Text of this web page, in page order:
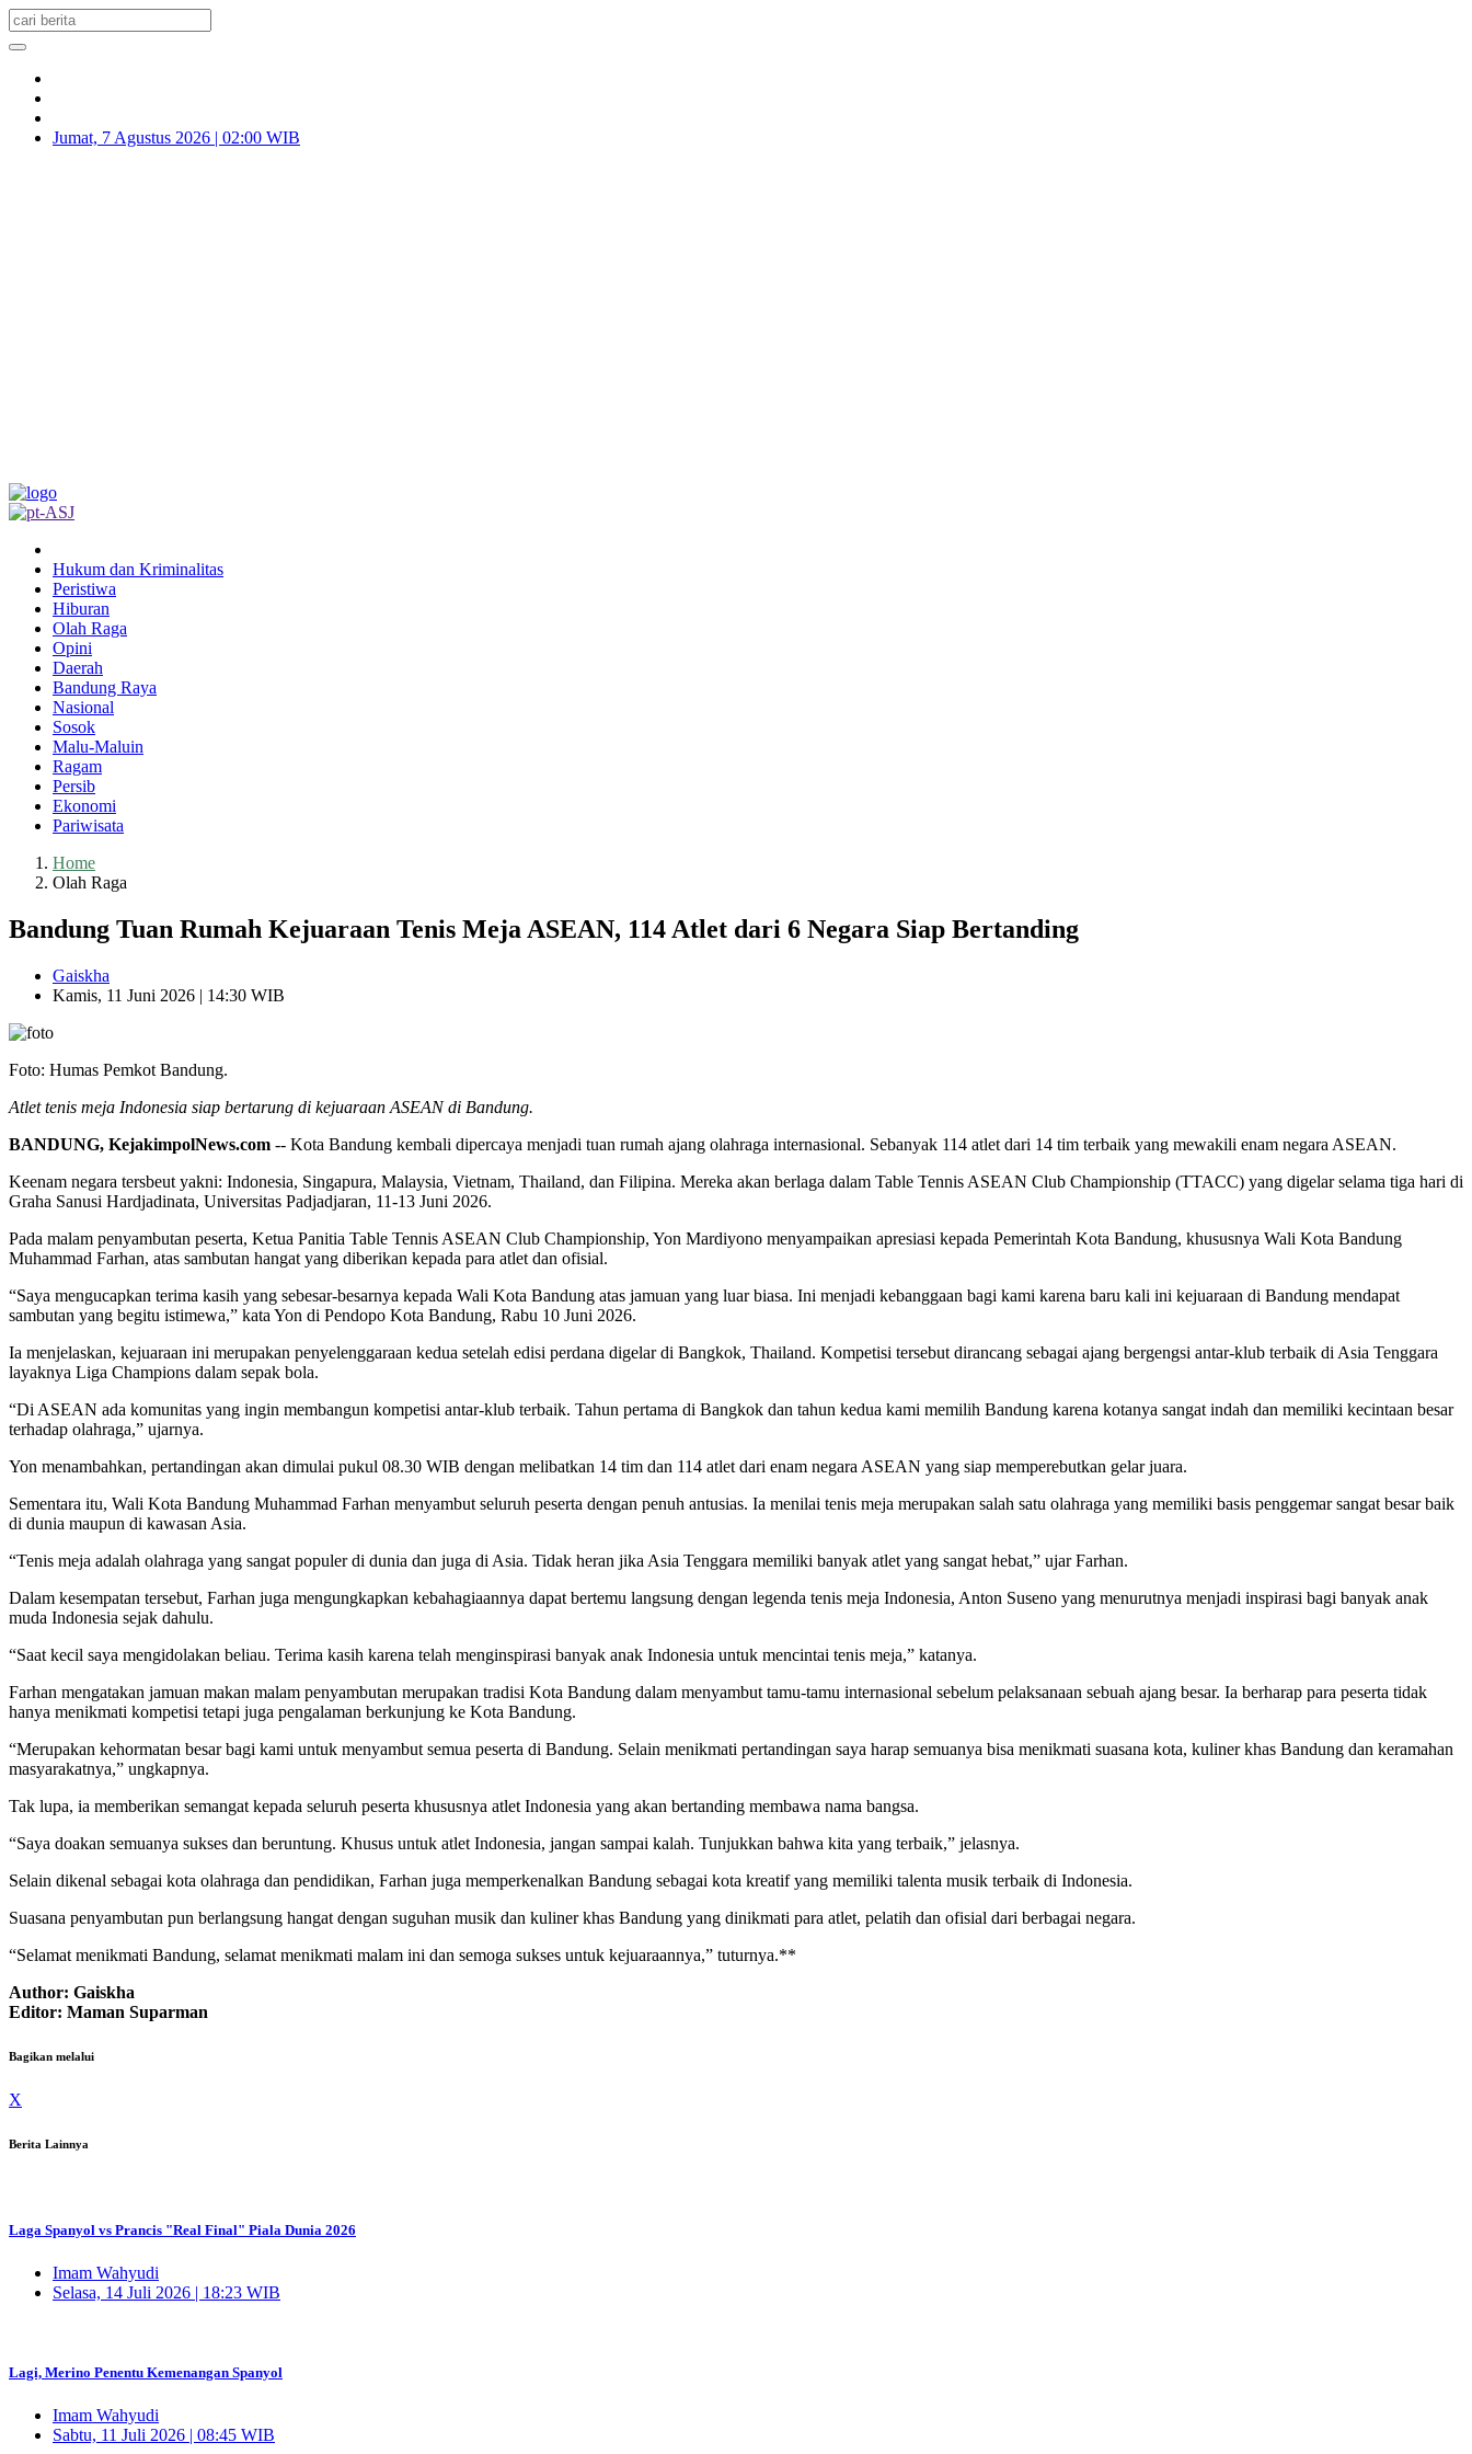
Jumat, 7 Agustus 2026 | 02:00 WIB
Hukum dan Kriminalitas
Peristiwa
Hiburan
Olah Raga
Opini
Daerah
Bandung Raya
Nasional
Sosok
Malu-Maluin
Ragam
Persib
Ekonomi
Pariwisata
Home
Olah Raga
Bandung Tuan Rumah Kejuaraan Tenis Meja ASEAN, 114 Atlet dari 6 Negara Siap Bertanding
Gaiskha
Kamis, 11 Juni 2026 | 14:30 WIB
Foto: Humas Pemkot Bandung.
Atlet tenis meja Indonesia siap bertarung di kejuaraan ASEAN di Bandung.
BANDUNG, KejakimpolNews.com -- Kota Bandung kembali dipercaya menjadi tuan rumah ajang olahraga internasional. Sebanyak 114 atlet dari 14 tim terbaik yang mewakili enam negara ASEAN.
Keenam negara tersbeut yakni: Indonesia, Singapura, Malaysia, Vietnam, Thailand, dan Filipina. Mereka akan berlaga dalam Table Tennis ASEAN Club Championship (TTACC) yang digelar selama tiga hari di
Graha Sanusi Hardjadinata, Universitas Padjadjaran, 11-13 Juni 2026.
Pada malam penyambutan peserta, Ketua Panitia Table Tennis ASEAN Club Championship, Yon Mardiyono menyampaikan apresiasi kepada Pemerintah Kota Bandung, khususnya Wali Kota Bandung
Muhammad Farhan, atas sambutan hangat yang diberikan kepada para atlet dan ofisial.
“Saya mengucapkan terima kasih yang sebesar-besarnya kepada Wali Kota Bandung atas jamuan yang luar biasa. Ini menjadi kebanggaan bagi kami karena baru kali ini kejuaraan di Bandung mendapat
sambutan yang begitu istimewa,” kata Yon di Pendopo Kota Bandung, Rabu 10 Juni 2026.
Ia menjelaskan, kejuaraan ini merupakan penyelenggaraan kedua setelah edisi perdana digelar di Bangkok, Thailand. Kompetisi tersebut dirancang sebagai ajang bergengsi antar-klub terbaik di Asia Tenggara
layaknya Liga Champions dalam sepak bola.
“Di ASEAN ada komunitas yang ingin membangun kompetisi antar-klub terbaik. Tahun pertama di Bangkok dan tahun kedua kami memilih Bandung karena kotanya sangat indah dan memiliki kecintaan besar
terhadap olahraga,” ujarnya.
Yon menambahkan, pertandingan akan dimulai pukul 08.30 WIB dengan melibatkan 14 tim dan 114 atlet dari enam negara ASEAN yang siap memperebutkan gelar juara.
Sementara itu, Wali Kota Bandung Muhammad Farhan menyambut seluruh peserta dengan penuh antusias. Ia menilai tenis meja merupakan salah satu olahraga yang memiliki basis penggemar sangat besar baik
di dunia maupun di kawasan Asia.
“Tenis meja adalah olahraga yang sangat populer di dunia dan juga di Asia. Tidak heran jika Asia Tenggara memiliki banyak atlet yang sangat hebat,” ujar Farhan.
Dalam kesempatan tersebut, Farhan juga mengungkapkan kebahagiaannya dapat bertemu langsung dengan legenda tenis meja Indonesia, Anton Suseno yang menurutnya menjadi inspirasi bagi banyak anak
muda Indonesia sejak dahulu.
“Saat kecil saya mengidolakan beliau. Terima kasih karena telah menginspirasi banyak anak Indonesia untuk mencintai tenis meja,” katanya.
Farhan mengatakan jamuan makan malam penyambutan merupakan tradisi Kota Bandung dalam menyambut tamu-tamu internasional sebelum pelaksanaan sebuah ajang besar. Ia berharap para peserta tidak
hanya menikmati kompetisi tetapi juga pengalaman berkunjung ke Kota Bandung.
“Merupakan kehormatan besar bagi kami untuk menyambut semua peserta di Bandung. Selain menikmati pertandingan saya harap semuanya bisa menikmati suasana kota, kuliner khas Bandung dan keramahan
masyarakatnya,” ungkapnya.
Tak lupa, ia memberikan semangat kepada seluruh peserta khususnya atlet Indonesia yang akan bertanding membawa nama bangsa.
“Saya doakan semuanya sukses dan beruntung. Khusus untuk atlet Indonesia, jangan sampai kalah. Tunjukkan bahwa kita yang terbaik,” jelasnya.
Selain dikenal sebagai kota olahraga dan pendidikan, Farhan juga memperkenalkan Bandung sebagai kota kreatif yang memiliki talenta musik terbaik di Indonesia.
Suasana penyambutan pun berlangsung hangat dengan suguhan musik dan kuliner khas Bandung yang dinikmati para atlet, pelatih dan ofisial dari berbagai negara.
“Selamat menikmati Bandung, selamat menikmati malam ini dan semoga sukses untuk kejuaraannya,” tuturnya.**
Author: Gaiskha
Editor: Maman Suparman
Bagikan melalui
X
Berita Lainnya
Laga Spanyol vs Prancis "Real Final" Piala Dunia 2026
Imam Wahyudi
Selasa, 14 Juli 2026 | 18:23 WIB
Lagi, Merino Penentu Kemenangan Spanyol
Imam Wahyudi
Sabtu, 11 Juli 2026 | 08:45 WIB